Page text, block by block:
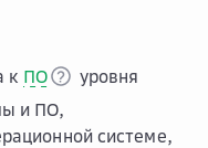
к ПО
уровня
и ПО,
системе,